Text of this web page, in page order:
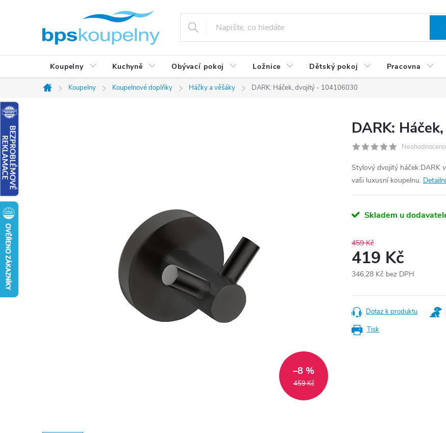
Koupelny Kuchyně Obývací pokoj Ložnice Dětský pokoj Pracovna
Domů
Koupelny Koupelnové doplňky Háčky a věšáky DARK: Háček, dvojitý - 104106030
459 Kč
–8 %
DARK:
Neohodnoceno
Stylový dvojitý háček DARK
vaši luxusní koupelnu.
Skladem u
459 Kč
419 Kč
346,28 Kč bez DPH
cena:
Tisk
Dotaz k produktu